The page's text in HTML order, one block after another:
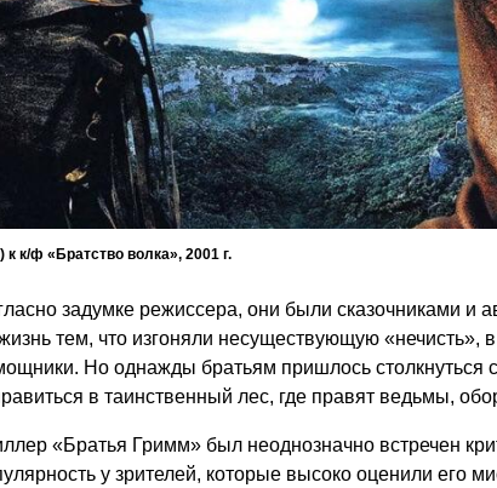
к к/ф «Братство волка», 2001 г.
задумке режиссера, они были сказочниками и
тем, что изгоняли несуществующую «нечисть»,
Но однажды братьям пришлось столкнуться
в таинственный лес, где правят ведьмы,
«Братья Гримм» был неоднозначно встречен
у зрителей, которые высоко оценили его